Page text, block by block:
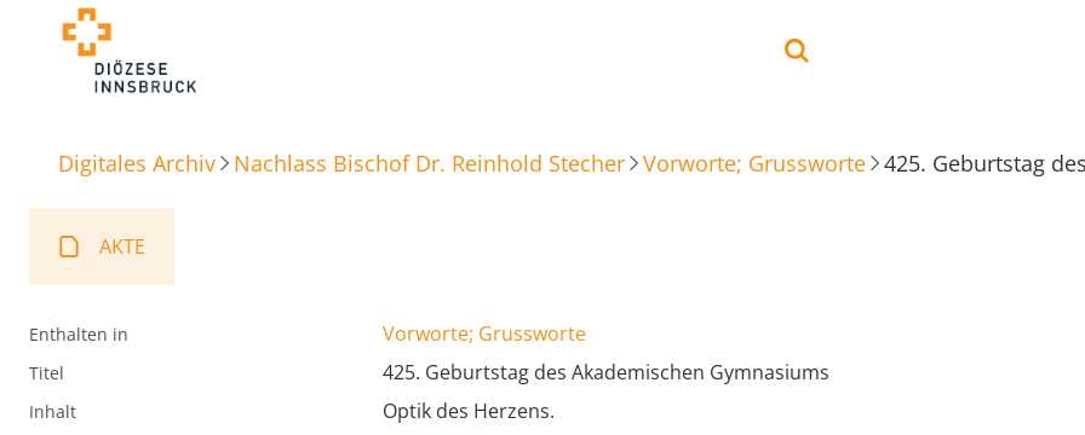
Digitales Archiv Nachlass Bischof Dr. Reinhold Stecher Vorworte; Grussworte 425. Geburtstag
AKTE
Enthalten in Vorworte; Grussworte
Titel 425. Geburtstag des Akademischen Gymnasiums
Inhalt Optik des Herzens.